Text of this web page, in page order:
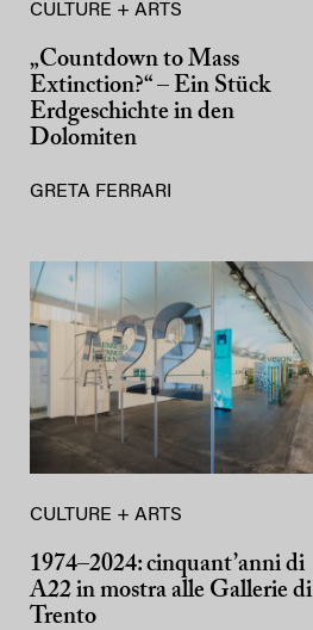
CULTURE + ARTS
„Countdown to Mass
Extinction?“ – Ein Stück
Erdgeschichte in den
Dolomiten
GRETA FERRARI
CULTURE + ARTS
1974–2024: cinquant’anni di
A22 in mostra alle Gallerie di
Trento